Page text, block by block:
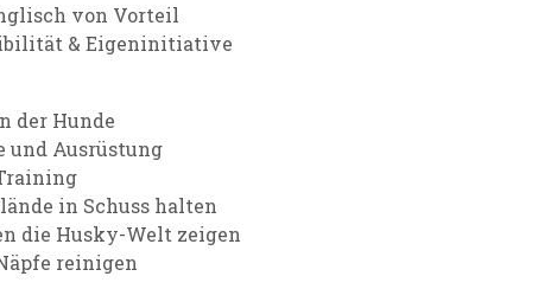
von Vorteil
& Eigeninitiative
der Hunde
und Ausrüstung
in Schuss halten
die Husky-Welt zeigen
reinigen